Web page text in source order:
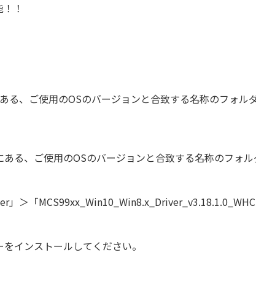
！
る、ご使用のOSのバージョンと合致する名称のフォ
る、ご使用のOSのバージョンと合致する名称のフォ
「
インストールしてください。